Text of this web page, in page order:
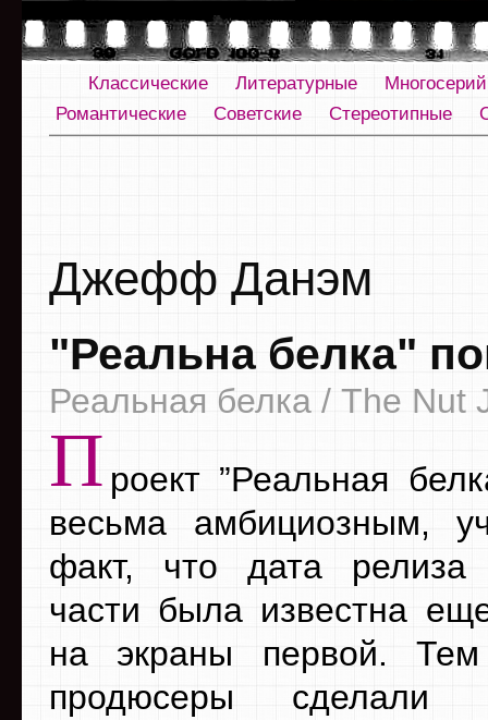
Классические Литературные
Романтические
Советские Стереотипные
Джефф Данэм
"Реальна белка"
Реальная белка / The Nut
П роект ”Реальная
весьма амбициозным,
факт, что дата релиза
части была известна
на экраны первой.
продюсеры сделали